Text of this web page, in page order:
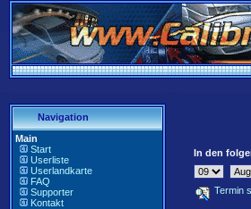
Navigation
Main
Start
Userliste
Userlandkarte
FAQ
Supporter
Kontakt
In den
Termin